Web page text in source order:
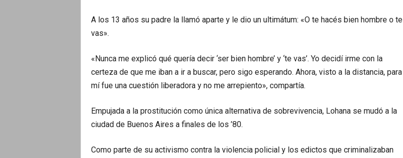
A los 13 años su padre la llamó aparte y le dio un ultimátum: «O te hacés bien hombre o te
vas».
«Nunca me explicó qué quería decir ‘ser bien hombre’ y ‘te vas’. Yo decidí irme con la
certeza de que me iban a ir a buscar, pero sigo esperando. Ahora, visto a la distancia, para
mí fue una cuestión liberadora y no me arrepiento», compartía.
Empujada a la prostitución como única alternativa de sobrevivencia, Lohana se mudó a la
ciudad de Buenos Aires a finales de los ’80.
Como parte de su activismo contra la violencia policial y los edictos que criminalizaban